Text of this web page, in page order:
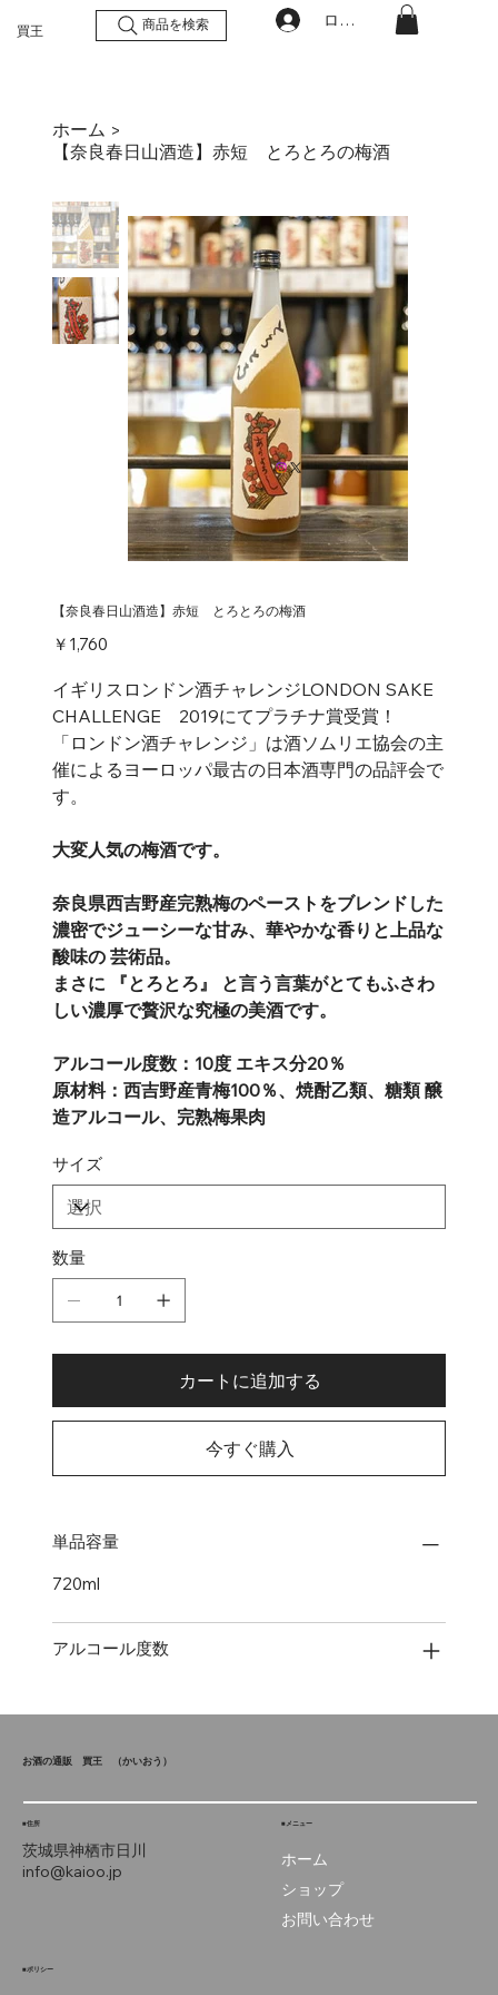
買王 商品を検索 ログイン
ホーム >
【奈良春日山酒造】赤短 とろとろの梅酒
【奈良春日山酒造】赤短 とろとろの梅酒
価￥1,760
イギリスロンドン酒チャレンジLONDON SAKE
CHALLENGE 2019にてプラチナ賞受賞！
「ロンドン酒チャレンジ」は酒ソムリエ協会の主
催によるヨーロッパ最古の日本酒専門の品評会で
す。
大変人気の梅酒です。
奈良県西吉野産完熟梅のペーストをブレンドした
濃密でジューシーな甘み、華やかな香りと上品な
酸味の 芸術品。
まさに 『とろとろ』 と言う言葉がとてもふさわ
しい濃厚で贅沢な究極の美酒です。
アルコール度数：10度 エキス分20％
原材料：西吉野産青梅100％、焼酎乙類、糖類 醸
造アルコール、完熟梅果肉
サイズ
数量
カートに追加する
今すぐ購入
単品容量
720ml
アルコール度数
■住所
茨城県神栖市日川
info@kaioo.jp
■メニュー
ホーム
ショップ
お問い合わせ
■ポリシー
お酒の通販 買王 （かいおう）